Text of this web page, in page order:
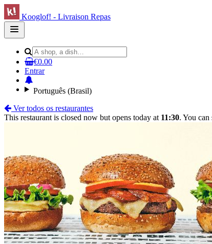
Kooglof! - Livraison Repas
Open
main
€0.00
Entrar
Português (Brasil)
Ver todos os restaurantes
This restaurant is closed now but opens today at 11:30. You